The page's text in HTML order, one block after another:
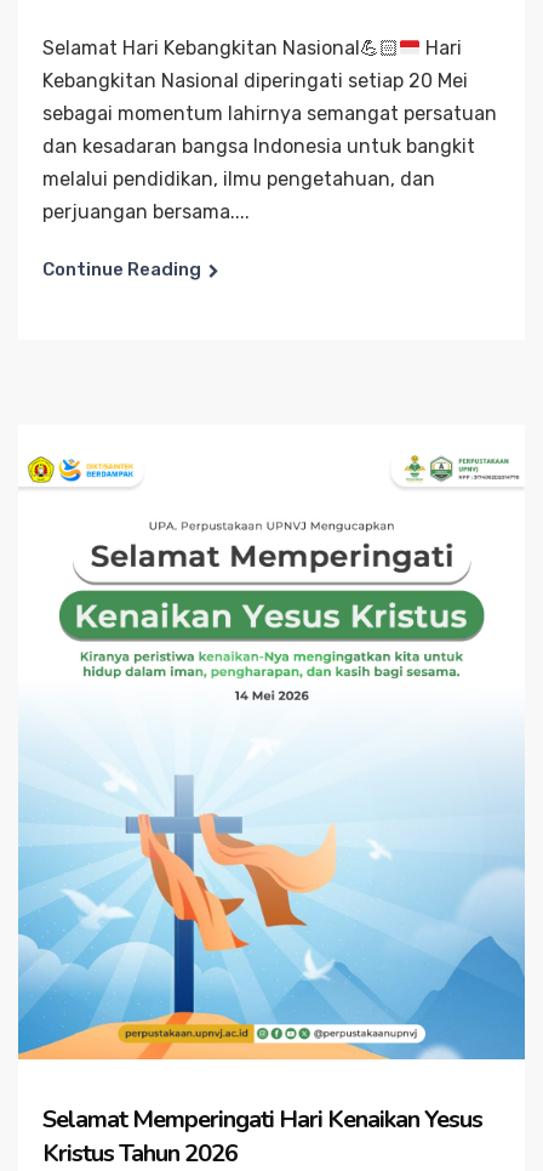
Selamat Hari Kebangkitan Nasional💪🏻
Hari
Kebangkitan Nasional diperingati setiap 20 Mei
sebagai momentum lahirnya semangat persatuan
dan kesadaran bangsa Indonesia untuk bangkit
melalui pendidikan, ilmu pengetahuan, dan
perjuangan bersama....
Continue Reading
Selamat Memperingati Hari Kenaikan Yesus
Kristus Tahun 2026